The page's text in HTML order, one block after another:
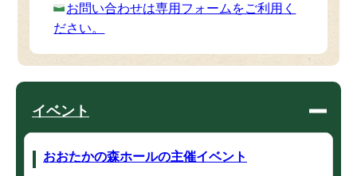
お問い合わせは専用フォームをご利用く
ださい。
イベント
おおたかの森ホールの主催イベント